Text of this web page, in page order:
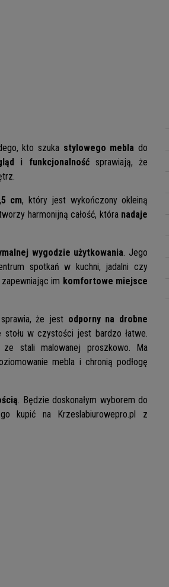
kto szuka stylowego mebla do
i funkcjonalnośćsprawiają, że
cm, który jest wykończony okleiną
harmonijną całość, któranadaje
wygodzie użytkowania. Jego
spotkań w kuchni, jadalni czy
im komfortowe miejsce
że jest odporny na drobne
stołu w czystości jest bardzo łatwe.
stali malowanej proszkowo. Ma
mebla i chronią podłogę
. Będzie doskonałym wyborem do
kupić na Krzeslabiurowepro.pl z